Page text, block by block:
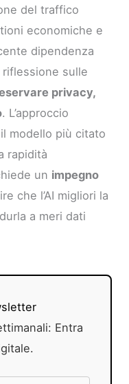
del traffico
economiche e
dipendenza
sulle
privacy,
. L’approccio
modello più citato
rapidità
un impegno
che l’AI migliori la
a meri dati
Entra